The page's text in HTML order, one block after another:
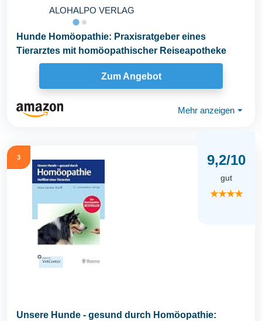
ALOHALPO VERLAG
Hunde Homöopathie: Praxisratgeber eines
Tierarztes mit homöopathischer Reiseapotheke
Zum Angebot
Mehr anzeigen ⏷
3 9,2/10
gut
★★★★
Unsere Hunde - gesund durch Homöopathie: